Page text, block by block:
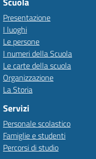
Presentazione
I luoghi
Le persone
I numeri della Scuola
Le carte della scuola
Organizzazione
La Storia
Servizi
Personale scolastico
Famiglie e studenti
Percorsi di studio